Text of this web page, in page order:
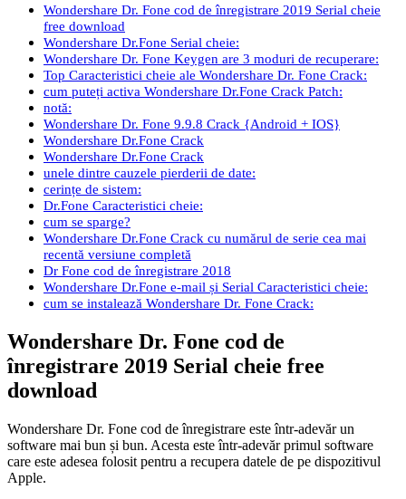
Wondershare Dr. Fone cod de înregistrare 2019 Serial cheie
free download
Wondershare Dr.Fone Serial cheie:
Wondershare Dr. Fone Keygen are 3 moduri de recuperare:
Top Caracteristici cheie ale Wondershare Dr. Fone Crack:
cum puteți activa Wondershare Dr.Fone Crack Patch:
notă:
Wondershare Dr. Fone 9.9.8 Crack {Android + IOS}
Wondershare Dr.Fone Crack
Wondershare Dr.Fone Crack
unele dintre cauzele pierderii de date:
cerințe de sistem:
Dr.Fone Caracteristici cheie:
cum se sparge?
Wondershare Dr.Fone Crack cu numărul de serie cea mai
recentă versiune completă
Dr Fone cod de înregistrare 2018
Wondershare Dr.Fone e-mail și Serial Caracteristici cheie:
cum se instalează Wondershare Dr. Fone Crack:
Wondershare Dr. Fone cod de
înregistrare 2019 Serial cheie free
download
Wondershare Dr. Fone cod de înregistrare este într-adevăr un
software mai bun și bun. Acesta este într-adevăr primul software
care este adesea folosit pentru a recupera datele de pe dispozitivul
Apple.